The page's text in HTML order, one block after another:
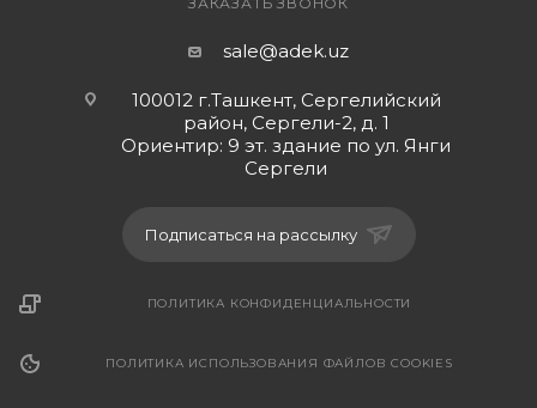
sale@adek.uz
100012 г.Ташкент, Сергелийский
район, Сергели-2, д. 1
Ориентир: 9 эт. здание по ул. Янги
Сергели
Подписаться на рассылку
ПОЛИТИКА КОНФИДЕНЦИАЛЬНОСТИ
ПОЛИТИКА ИСПОЛЬЗОВАНИЯ ФАЙЛОВ COOKIES